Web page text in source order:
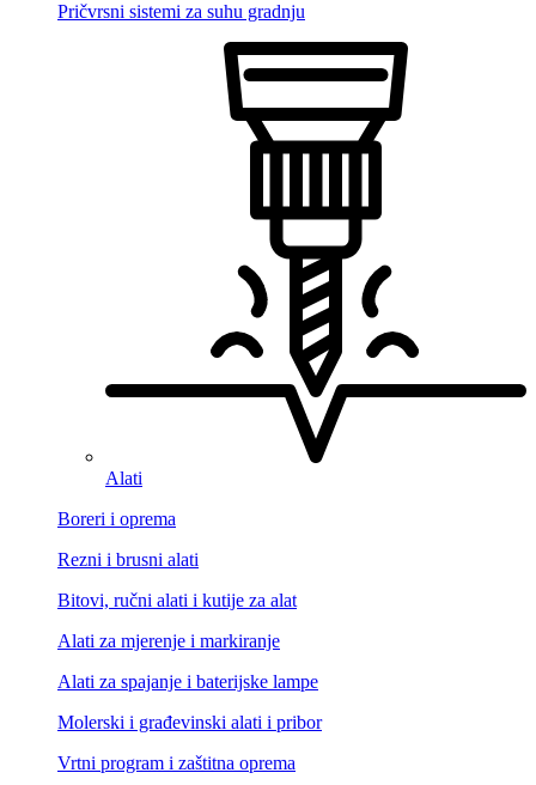
Pričvrsni sistemi za suhu gradnju
Alati
Boreri i oprema
Rezni i brusni alati
Bitovi, ručni alati i kutije za alat
Alati za mjerenje i markiranje
Alati za spajanje i baterijske lampe
Molerski i građevinski alati i pribor
Vrtni program i zaštitna oprema